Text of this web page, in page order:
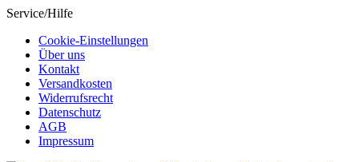
Service/Hilfe
Cookie-Einstellungen
Über uns
Kontakt
Versandkosten
Widerrufsrecht
Datenschutz
AGB
Impressum